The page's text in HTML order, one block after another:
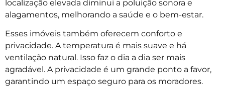
localização elevada diminui a poluição sonora e
alagamentos, melhorando a saúde e o bem-estar.
Esses imóveis também oferecem conforto e
privacidade. A temperatura é mais suave e há
ventilação natural. Isso faz o dia a dia ser mais
agradável. A privacidade é um grande ponto a favor,
garantindo um espaço seguro para os moradores.